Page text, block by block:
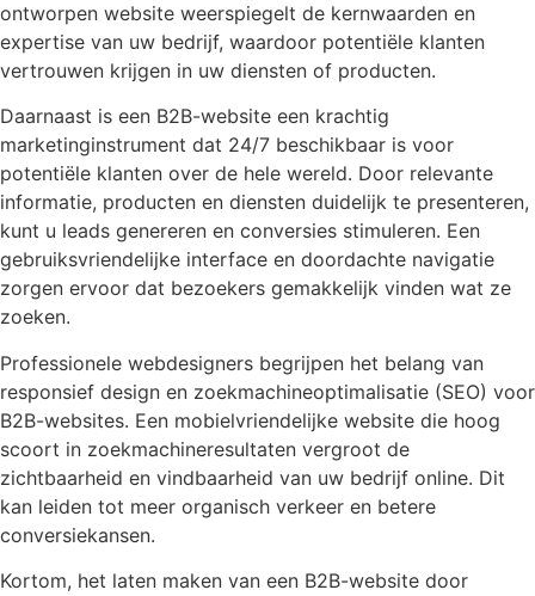
ontworpen website weerspiegelt de kernwaarden en
expertise van uw bedrijf, waardoor potentiële klanten
vertrouwen krijgen in uw diensten of producten.
Daarnaast is een B2B-website een krachtig
marketinginstrument dat 24/7 beschikbaar is voor
potentiële klanten over de hele wereld. Door relevante
informatie, producten en diensten duidelijk te presenteren,
kunt u leads genereren en conversies stimuleren. Een
gebruiksvriendelijke interface en doordachte navigatie
zorgen ervoor dat bezoekers gemakkelijk vinden wat ze
zoeken.
Professionele webdesigners begrijpen het belang van
responsief design en zoekmachineoptimalisatie (SEO) voor
B2B-websites. Een mobielvriendelijke website die hoog
scoort in zoekmachineresultaten vergroot de
zichtbaarheid en vindbaarheid van uw bedrijf online. Dit
kan leiden tot meer organisch verkeer en betere
conversiekansen.
Kortom, het laten maken van een B2B-website door